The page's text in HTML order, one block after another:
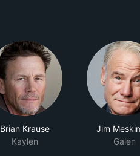
Brian Krause
Kaylen
Jim
Galen